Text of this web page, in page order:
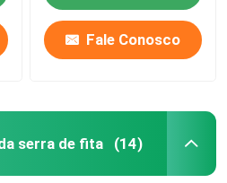
Fale Conosco
serra de fita (14)